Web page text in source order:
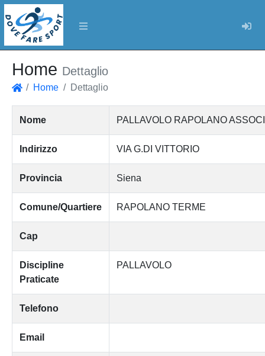
Home Dettaglio
Home Dettaglio
Nome PALLAVOLO RAPOLANO
Indirizzo VIA G.DI VITTORIO
Provincia Siena
Comune/Quartiere RAPOLANO TERME
Cap
Discipline
Praticate
PALLAVOLO
Telefono
Email